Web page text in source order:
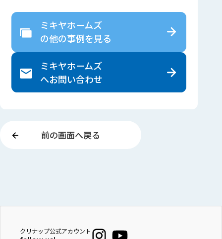
ミキヤホームズ
の他の事例を見る
ミキヤホームズ
へお問い合わせ
前の画面へ戻る
クリナップ公式アカウント